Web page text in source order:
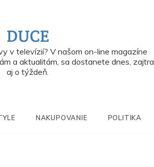
DUCE
v televízií? V našom on-line magazíne
a aktualitám, sa dostanete dnes, zajtra
aj o týždeň.
NAKUPOVANIE POLITIKA